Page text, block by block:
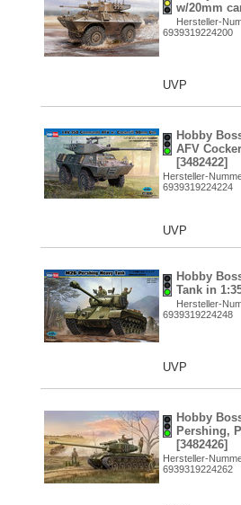
w/20mm
Hersteller-
6939319224200
UVP
Hobby
AFV
[3482422]
Hersteller-
6939319224224
UVP
Hobby
Tank in
Hersteller-
6939319224248
UVP
Hobby
Pershing,
[3482426]
Hersteller-
6939319224262